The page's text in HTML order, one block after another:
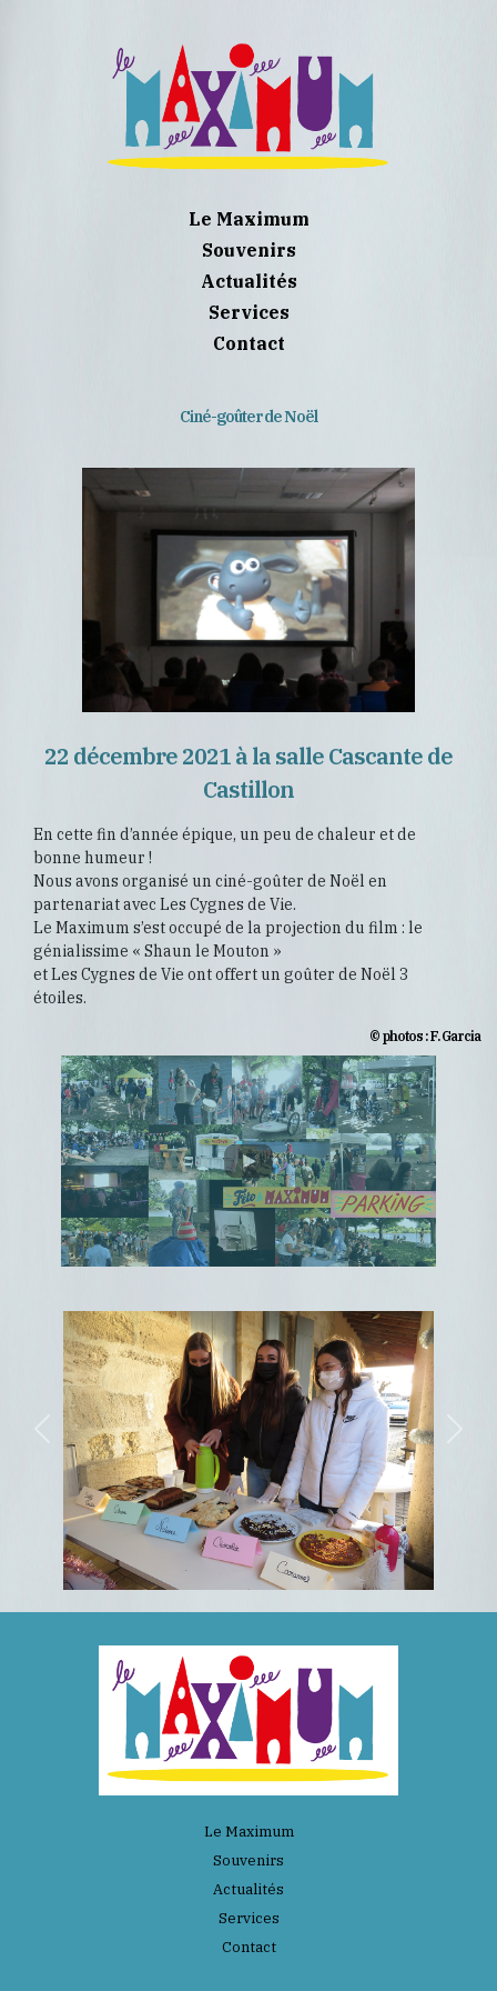
Le Maximum
Souvenirs
Actualités
Services
Contact
Ciné-goûter de Noël
22 décembre 2021 à la salle Cascante de
Castillon
En cette fin d’année épique, un peu de chaleur et de
bonne humeur !
Nous avons organisé un ciné-goûter de Noël en
partenariat avec Les Cygnes de Vie.
Le Maximum s’est occupé de la projection du film : le
génialissime « Shaun le Mouton »
et Les Cygnes de Vie ont offert un goûter de Noël 3
étoiles.
© photos : F. Garcia
Previous
Le Maximum
Souvenirs
Actualités
Services
Contact